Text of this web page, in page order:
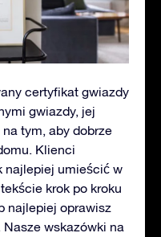
certyfikat gwiazdy
gwiazdy, jej
tym, aby dobrze
Klienci
najlepiej umieścić w
krok po kroku
najlepiej oprawisz
wskazówki na